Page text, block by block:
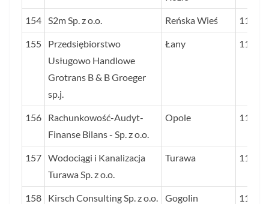
154 S2m Sp. z o.o. Reńska Wieś 116
155
Przedsiębiorstwo
Usługowo Handlowe
Grotrans B & B Groeger
sp.j.
Łany 116
156
Rachunkowość-Audyt-
Finanse Bilans - Sp. z o.o.
Opole 116
157 Wodociągi i Kanalizacja
Turawa Sp. z o.o.
Turawa 115
158
Kirsch Consulting Sp. z o.o.
Gogolin 115